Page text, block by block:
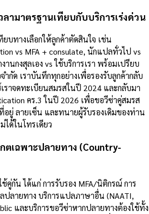
ลามาตรฐานเทียบกับบริการเร่งด่วน
ยบทางเลือกให้ลูกค้าตัดสินใจ เช่น
vs MFA + consulate, นักแปลทั่วไป vs
านกงสุลเอง vs ใช้บริการเรา พร้อมเปรียบ
ำกัด เราบันทึกทุกอย่างเพื่อรองรับลูกค้ากลับ
ราจดทะเบียนสมรสในปี 2024 และกลับมา
คร.3 ในปี 2026 เพื่อขอวีซ่าคู่สมรส
อยู่ ลายเซ็น และทนายผู้รับรองเดิมของท่าน
ได้ในโทรเดียว
ตเฉพาะปลายทาง (Country-
คู่กัน ได้แก่ การรับรอง MFA/นิติกรณ์ การ
ปลายทาง บริการแปลภาษาอื่น (NAATI,
และบริการขอวีซ่าหากปลายทางต้องใช้ทั้ง